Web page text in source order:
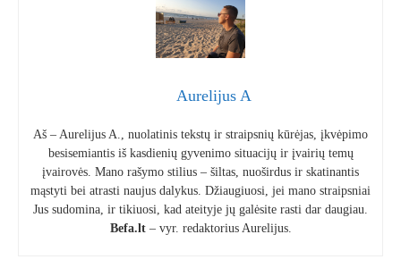
Aurelijus A
Aš – Aurelijus A., nuolatinis tekstų ir straipsnių kūrėjas, įkvėpimo
besisemiantis iš kasdienių gyvenimo situacijų ir įvairių temų
įvairovės. Mano rašymo stilius – šiltas, nuoširdus ir skatinantis
mąstyti bei atrasti naujus dalykus. Džiaugiuosi, jei mano straipsniai
Jus sudomina, ir tikiuosi, kad ateityje jų galėsite rasti dar daugiau.
Befa.lt– vyr. redaktorius Aurelijus.